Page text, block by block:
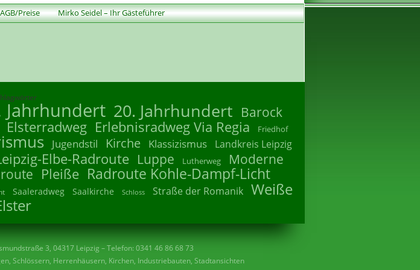
AGB/Preise Mirko Seidel – Ihr Gästeführer
Jahrhundert 20. Jahrhundert Barock
Elsterradweg Erlebnisradweg Via Regia Friedhof
Jugendstil Kirche Klassizismus Landkreis Leipzig
Elbe-Radroute Luppe Lutherweg Moderne
Pleiße Radroute Kohle-Dampf-Licht
Saaleradweg Saalkirche Schloss Straße der Romanik Weiße
3, 04317 Leipzig – Telefon: 0341 46 86 68 73
Schlössern, Herrenhäusern, Kirchen, Industriebauten, Stadtansichten